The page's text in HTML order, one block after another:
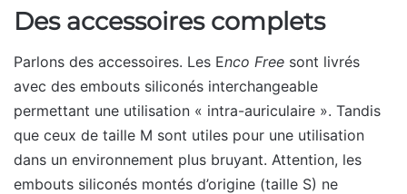
Des accessoires complets
Parlons des accessoires. Les Enco Free sont livrés
avec des embouts siliconés interchangeable
permettant une utilisation « intra-auriculaire ». Tandis
que ceux de taille M sont utiles pour une utilisation
dans un environnement plus bruyant. Attention, les
embouts siliconés montés d’origine (taille S) ne